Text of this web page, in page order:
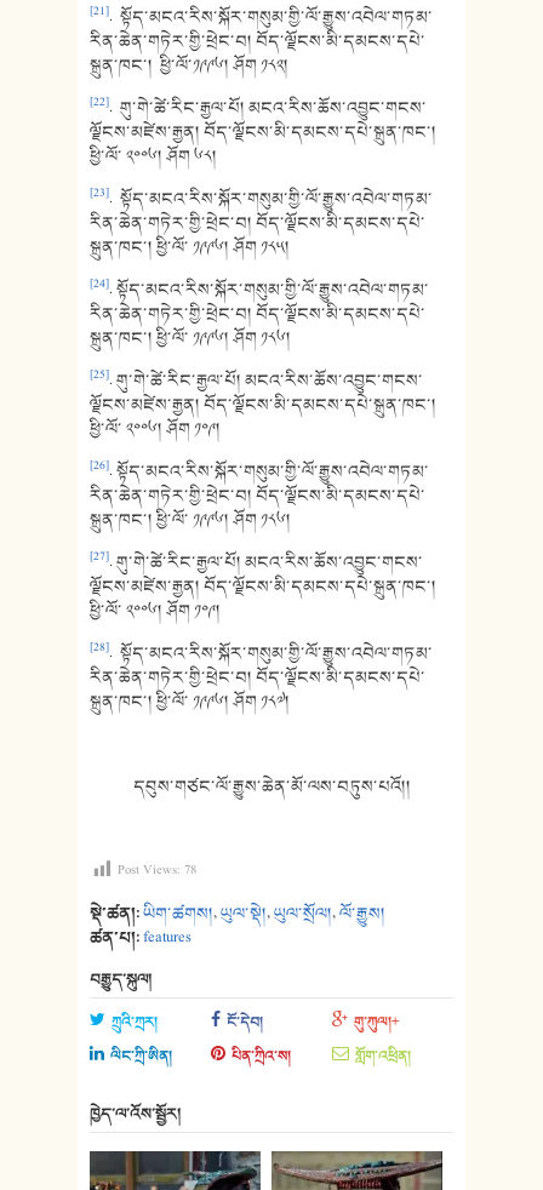
[21]. སྟོད་མངའ་རིས་སྐོར་གསུམ་གྱི་ལོ་རྒྱུས་འབེལ་གཏམ་
རིན་ཆེན་གཏེར་གྱི་ཕྲེང་བ། བོད་ལྗོངས་མི་དམངས་དཔེ་
སྐྲུན་ཁང་། ཕྱི་ལོ་༡༩༩༦། ཤོག ༡༨༢།
[22]. གུ་གེ་ཚེ་རིང་རྒྱལ་པོ། མངའ་རིས་ཆོས་འབྱུང་གངས་
ལྗོངས་མཛེས་རྒྱན། བོད་ལྗོངས་མི་དམངས་དཔེ་སྐྲུན་ཁང་།
ཕྱི་ལོ་ ༢༠༠༦། ཤོག ༦༨།
[23]. སྟོད་མངའ་རིས་སྐོར་གསུམ་གྱི་ལོ་རྒྱུས་འབེལ་གཏམ་
རིན་ཆེན་གཏེར་གྱི་ཕྲེང་བ། བོད་ལྗོངས་མི་དམངས་དཔེ་
སྐྲུན་ཁང་། ཕྱི་ལོ་ ༡༩༩༦། ཤོག ༡༨༥།
[24]. སྟོད་མངའ་རིས་སྐོར་གསུམ་གྱི་ལོ་རྒྱུས་འབེལ་གཏམ་
རིན་ཆེན་གཏེར་གྱི་ཕྲེང་བ། བོད་ལྗོངས་མི་དམངས་དཔེ་
སྐྲུན་ཁང་། ཕྱི་ལོ་ ༡༩༩༦། ཤོག ༡༨༦།
[25]. གུ་གེ་ཚེ་རིང་རྒྱལ་པོ། མངའ་རིས་ཆོས་འབྱུང་གངས་
ལྗོངས་མཛེས་རྒྱན། བོད་ལྗོངས་མི་དམངས་དཔེ་སྐྲུན་ཁང་།
ཕྱི་ལོ་ ༢༠༠༦། ཤོག ༡༠༩།
[26]. སྟོད་མངའ་རིས་སྐོར་གསུམ་གྱི་ལོ་རྒྱུས་འབེལ་གཏམ་
རིན་ཆེན་གཏེར་གྱི་ཕྲེང་བ། བོད་ལྗོངས་མི་དམངས་དཔེ་
སྐྲུན་ཁང་། ཕྱི་ལོ་ ༡༩༩༦། ཤོག ༡༨༦།
[27]. གུ་གེ་ཚེ་རིང་རྒྱལ་པོ། མངའ་རིས་ཆོས་འབྱུང་གངས་
ལྗོངས་མཛེས་རྒྱན། བོད་ལྗོངས་མི་དམངས་དཔེ་སྐྲུན་ཁང་།
ཕྱི་ལོ་ ༢༠༠༦། ཤོག ༡༠༩།
[28]. སྟོད་མངའ་རིས་སྐོར་གསུམ་གྱི་ལོ་རྒྱུས་འབེལ་གཏམ་
རིན་ཆེན་གཏེར་གྱི་ཕྲེང་བ། བོད་ལྗོངས་མི་དམངས་དཔེ་
སྐྲུན་ཁང་། ཕྱི་ལོ་ ༡༩༩༦། ཤོག ༡༨༧།
དབུས་གཙང་ལོ་རྒྱུས་ཆེན་མོ་ལས་བཏུས་པའོ།།
Post Views: 78
སྡེ་ཚན།:ཡིག་ཚགས།,ཡུལ་སྡེ།,ཡུལ་སྲོལ།,ལོ་རྒྱུས།
ཚན་པ།:features
བརྒྱུད་སྐུལ།
ཀྲུའི་ཀྲར། ངོ་དེབ།
གུ་ཀུལ།+
ལིང་ཀྲི་ཨིན།
པིན་ཀྲིའ་ས། གློག་འཕྲིན།
ཁྱེད་ལ་འོས་སྦྱོར།